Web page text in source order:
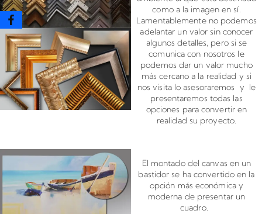
como a la imagen en sí.
Lamentablemente no podemos
adelantar un valor sin conocer
algunos detalles, pero si se
comunica con nosotros le
podemos dar un valor mucho
más cercano a la realidad y si
nos visita lo asesoraremos y le
presentaremos todas las
opciones para convertir en
realidad su proyecto.
El montado del canvas en un
bastidor se ha convertido en la
opción más económica y
moderna de presentar un
cuadro.